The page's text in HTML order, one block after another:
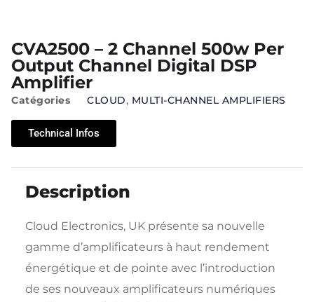
CVA2500 – 2 Channel 500w Per
Output Channel Digital DSP
Amplifier
Catégories CLOUD, MULTI-CHANNEL AMPLIFIERS
Technical Infos
Description
Cloud Electronics, UK présente sa nouvelle
gamme d’amplificateurs à haut rendement
énergétique et de pointe avec l’introduction
de ses nouveaux amplificateurs numériques